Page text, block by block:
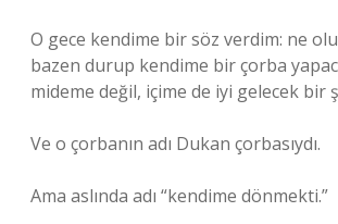
O gece kendime bir söz verdim: ne
bazen durup kendime bir çorba
mideme değil, içime de iyi gelecek bir
Ve o çorbanın adı Dukan çorbasıydı.
Ama aslında adı “kendime dönmekti.”